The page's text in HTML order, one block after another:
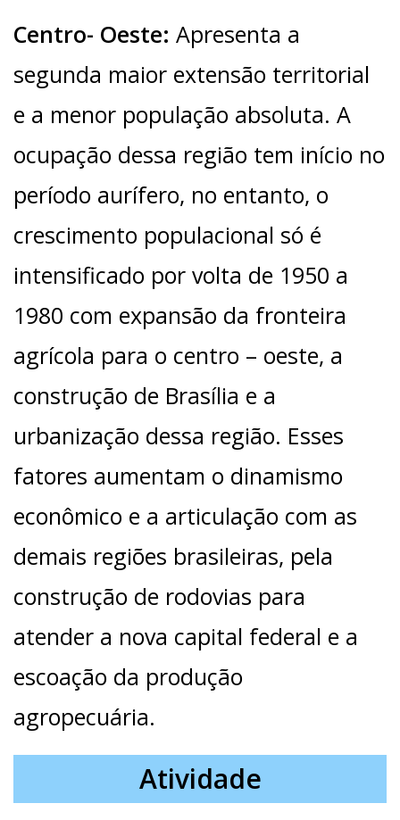
Centro- Oeste: Apresenta a
segunda maior extensão territorial
e a menor população absoluta. A
ocupação dessa região tem início no
período aurífero, no entanto, o
crescimento populacional só é
intensificado por volta de 1950 a
1980 com expansão da fronteira
agrícola para o centro – oeste, a
construção de Brasília e a
urbanização dessa região. Esses
fatores aumentam o dinamismo
econômico e a articulação com as
demais regiões brasileiras, pela
construção de rodovias para
atender a nova capital federal e a
escoação da produção
agropecuária.
Atividade